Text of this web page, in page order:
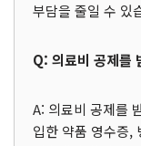
부담을 줄일 수 있
Q: 의료비 공제를
A: 의료비 공제를
입한 약품 영수증,